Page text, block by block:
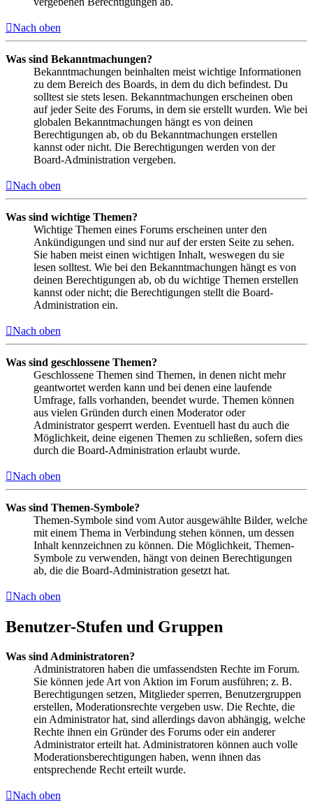
Nach oben
Was sind Bekanntmachungen?
Bekanntmachungen beinhalten meist wichtige Informationen
zu dem Bereich des Boards, in dem du dich befindest. Du
solltest sie stets lesen. Bekanntmachungen erscheinen oben
auf jeder Seite des Forums, in dem sie erstellt wurden. Wie bei
globalen Bekanntmachungen hängt es von deinen
Berechtigungen ab, ob du Bekanntmachungen erstellen
kannst oder nicht. Die Berechtigungen werden von der
Board-Administration vergeben.
Nach oben
Was sind wichtige Themen?
Wichtige Themen eines Forums erscheinen unter den
Ankündigungen und sind nur auf der ersten Seite zu sehen.
Sie haben meist einen wichtigen Inhalt, weswegen du sie
lesen solltest. Wie bei den Bekanntmachungen hängt es von
deinen Berechtigungen ab, ob du wichtige Themen erstellen
kannst oder nicht; die Berechtigungen stellt die Board-
Administration ein.
Nach oben
Was sind geschlossene Themen?
Geschlossene Themen sind Themen, in denen nicht mehr
geantwortet werden kann und bei denen eine laufende
Umfrage, falls vorhanden, beendet wurde. Themen können
aus vielen Gründen durch einen Moderator oder
Administrator gesperrt werden. Eventuell hast du auch die
Möglichkeit, deine eigenen Themen zu schließen, sofern dies
durch die Board-Administration erlaubt wurde.
Nach oben
Was sind Themen-Symbole?
Themen-Symbole sind vom Autor ausgewählte Bilder, welche
mit einem Thema in Verbindung stehen können, um dessen
Inhalt kennzeichnen zu können. Die Möglichkeit, Themen-
Symbole zu verwenden, hängt von deinen Berechtigungen
ab, die die Board-Administration gesetzt hat.
Nach oben
Benutzer-Stufen und Gruppen
Was sind Administratoren?
Administratoren haben die umfassendsten Rechte im Forum.
Sie können jede Art von Aktion im Forum ausführen; z. B.
Berechtigungen setzen, Mitglieder sperren, Benutzergruppen
erstellen, Moderationsrechte vergeben usw. Die Rechte, die
ein Administrator hat, sind allerdings davon abhängig, welche
Rechte ihnen ein Gründer des Forums oder ein anderer
Administrator erteilt hat. Administratoren können auch volle
Moderationsberechtigungen haben, wenn ihnen das
entsprechende Recht erteilt wurde.
Nach oben